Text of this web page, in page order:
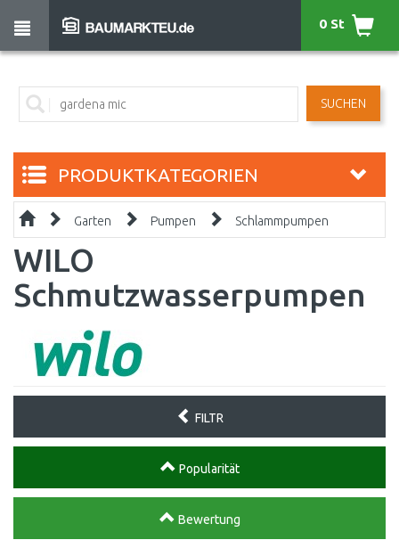
SUCHEN
0 St
PRODUKTKATEGORIEN
Garten Pumpen Schlammpumpen
WILO
Schmutzwasserpumpen
FILTR
Popularität
Bewertung